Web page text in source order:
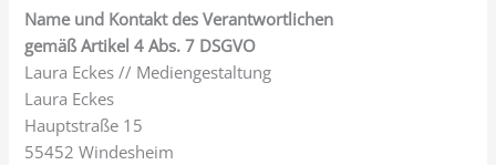
Name und Kontakt des Verantwortlichen
gemäß Artikel 4 Abs. 7 DSGVO
Laura Eckes // Mediengestaltung
Laura Eckes
Hauptstraße 15
55452 Windesheim